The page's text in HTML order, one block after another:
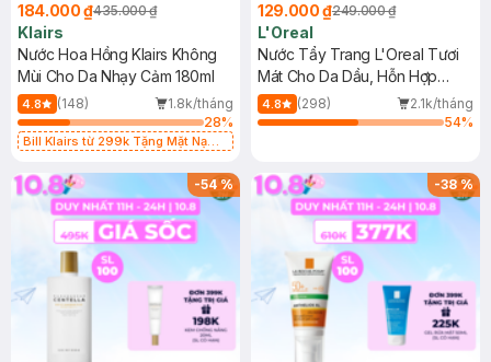
184.000 ₫435.000 ₫
Klairs
Nước Hoa Hồng Klairs Không
Mùi Cho Da Nhạy Cảm 180ml
4.8 (148)
1.8k/tháng
28%
Bill Klairs từ 299k Tặng Mặt Nạ
25ml (SL Có Hạn)
129.000 ₫249.000 ₫
L'Oreal
Nước Tẩy Trang L'Oreal Tươi
Mát Cho Da Dầu, Hỗn Hợp
400ml
4.8 (298)
2.1k/tháng
54%
-54% -38%